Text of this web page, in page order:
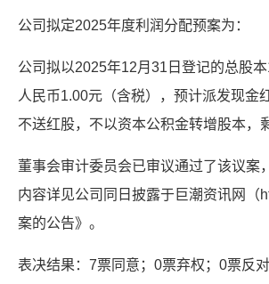
公司拟定2025年度利润分配预案为：
公司拟以2025年12月31日登记的总股
人民币1.00元（含税），预计派发现金
不送红股，不以资本公积金转增股本，
董事会审计委员会已审议通过了该议案
内容详见公司同日披露于巨潮资讯网（
案的公告》。
表决结果：7票同意；0票弃权；0票反对